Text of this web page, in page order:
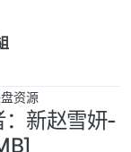
资源
新赵雪妍-